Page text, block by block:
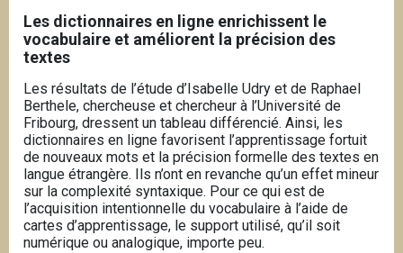
Les dictionnaires en ligne enrichissent le
vocabulaire et améliorent la précision des
textes
Les résultats de l’étude d’Isabelle Udry et de Raphael
Berthele, chercheuse et chercheur à l’Université de
Fribourg, dressent un tableau différencié. Ainsi, les
dictionnaires en ligne favorisent l’apprentissage fortuit
de nouveaux mots et la précision formelle des textes en
langue étrangère. Ils n’ont en revanche qu’un effet mineur
sur la complexité syntaxique. Pour ce qui est de
l’acquisition intentionnelle du vocabulaire à l’aide de
cartes d’apprentissage, le support utilisé, qu’il soit
numérique ou analogique, importe peu.